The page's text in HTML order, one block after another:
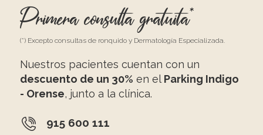
Primera consulta gratuita*
(*) Excepto consultas de ronquido y Dermatología Especializada.
Nuestros pacientes cuentan con un
descuento de un 30% en el Parking Indigo
- Orense, junto a la clínica.
915 600 111